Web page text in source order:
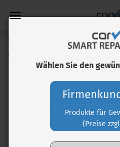
Wählen Sie den
Produkte für
(Preise
Spectral Härter H 6115